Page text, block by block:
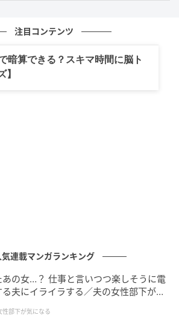
頑張っているのですから、プライ
うです。
実は変化の激しい環境でストレス
ための強力な才能かもしれませ
注目コンテンツ
暗算できる？スキマ時間に脳ト
】
気連載マンガランキング
あの女…？ 仕事と言いつつ楽しそうに電
る夫にイライラする／夫の女性部下が気
性部下が気になる